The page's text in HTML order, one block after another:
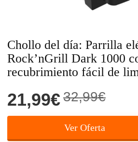
Chollo del día: Parrilla
Rock’nGrill Dark 1000
recubrimiento fácil de
21,99€32,99€
Ver Oferta